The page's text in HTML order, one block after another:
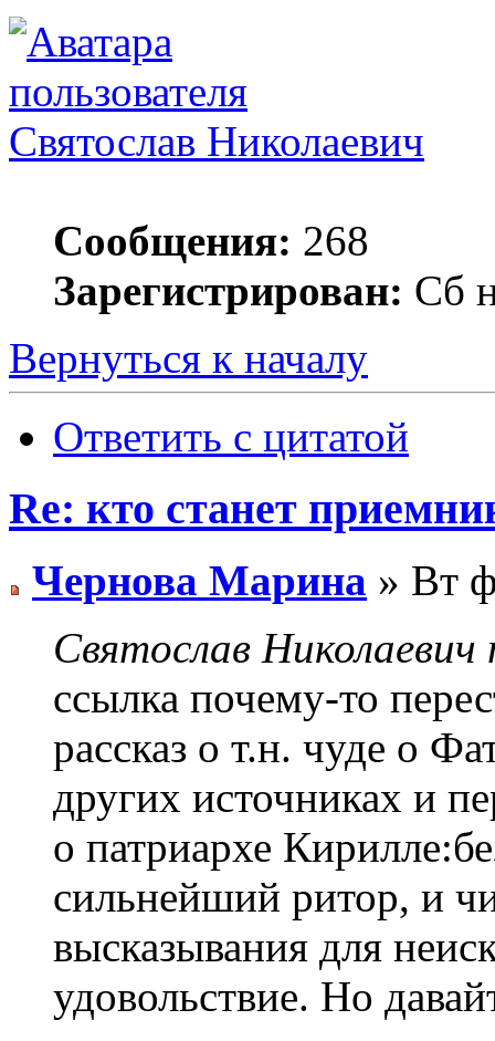
Святослав Николаевич
Сообщения: 268
Зарегистрирован: Сб
Вернуться к началу
Ответить с цитатой
Re: кто станет
Чернова Марина » Вт
Святослав Николаевич
ссылка почему-то
рассказ о т.н. чуде о
других источниках и
о патриархе
сильнейший ритор, и
высказывания для
удовольствие. Но